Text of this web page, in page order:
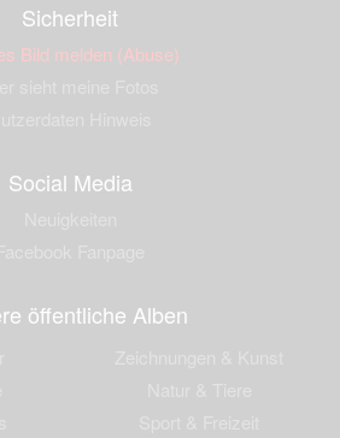
Sicherheit
Bild melden (Abuse)
Social Media
öffentliche Alben